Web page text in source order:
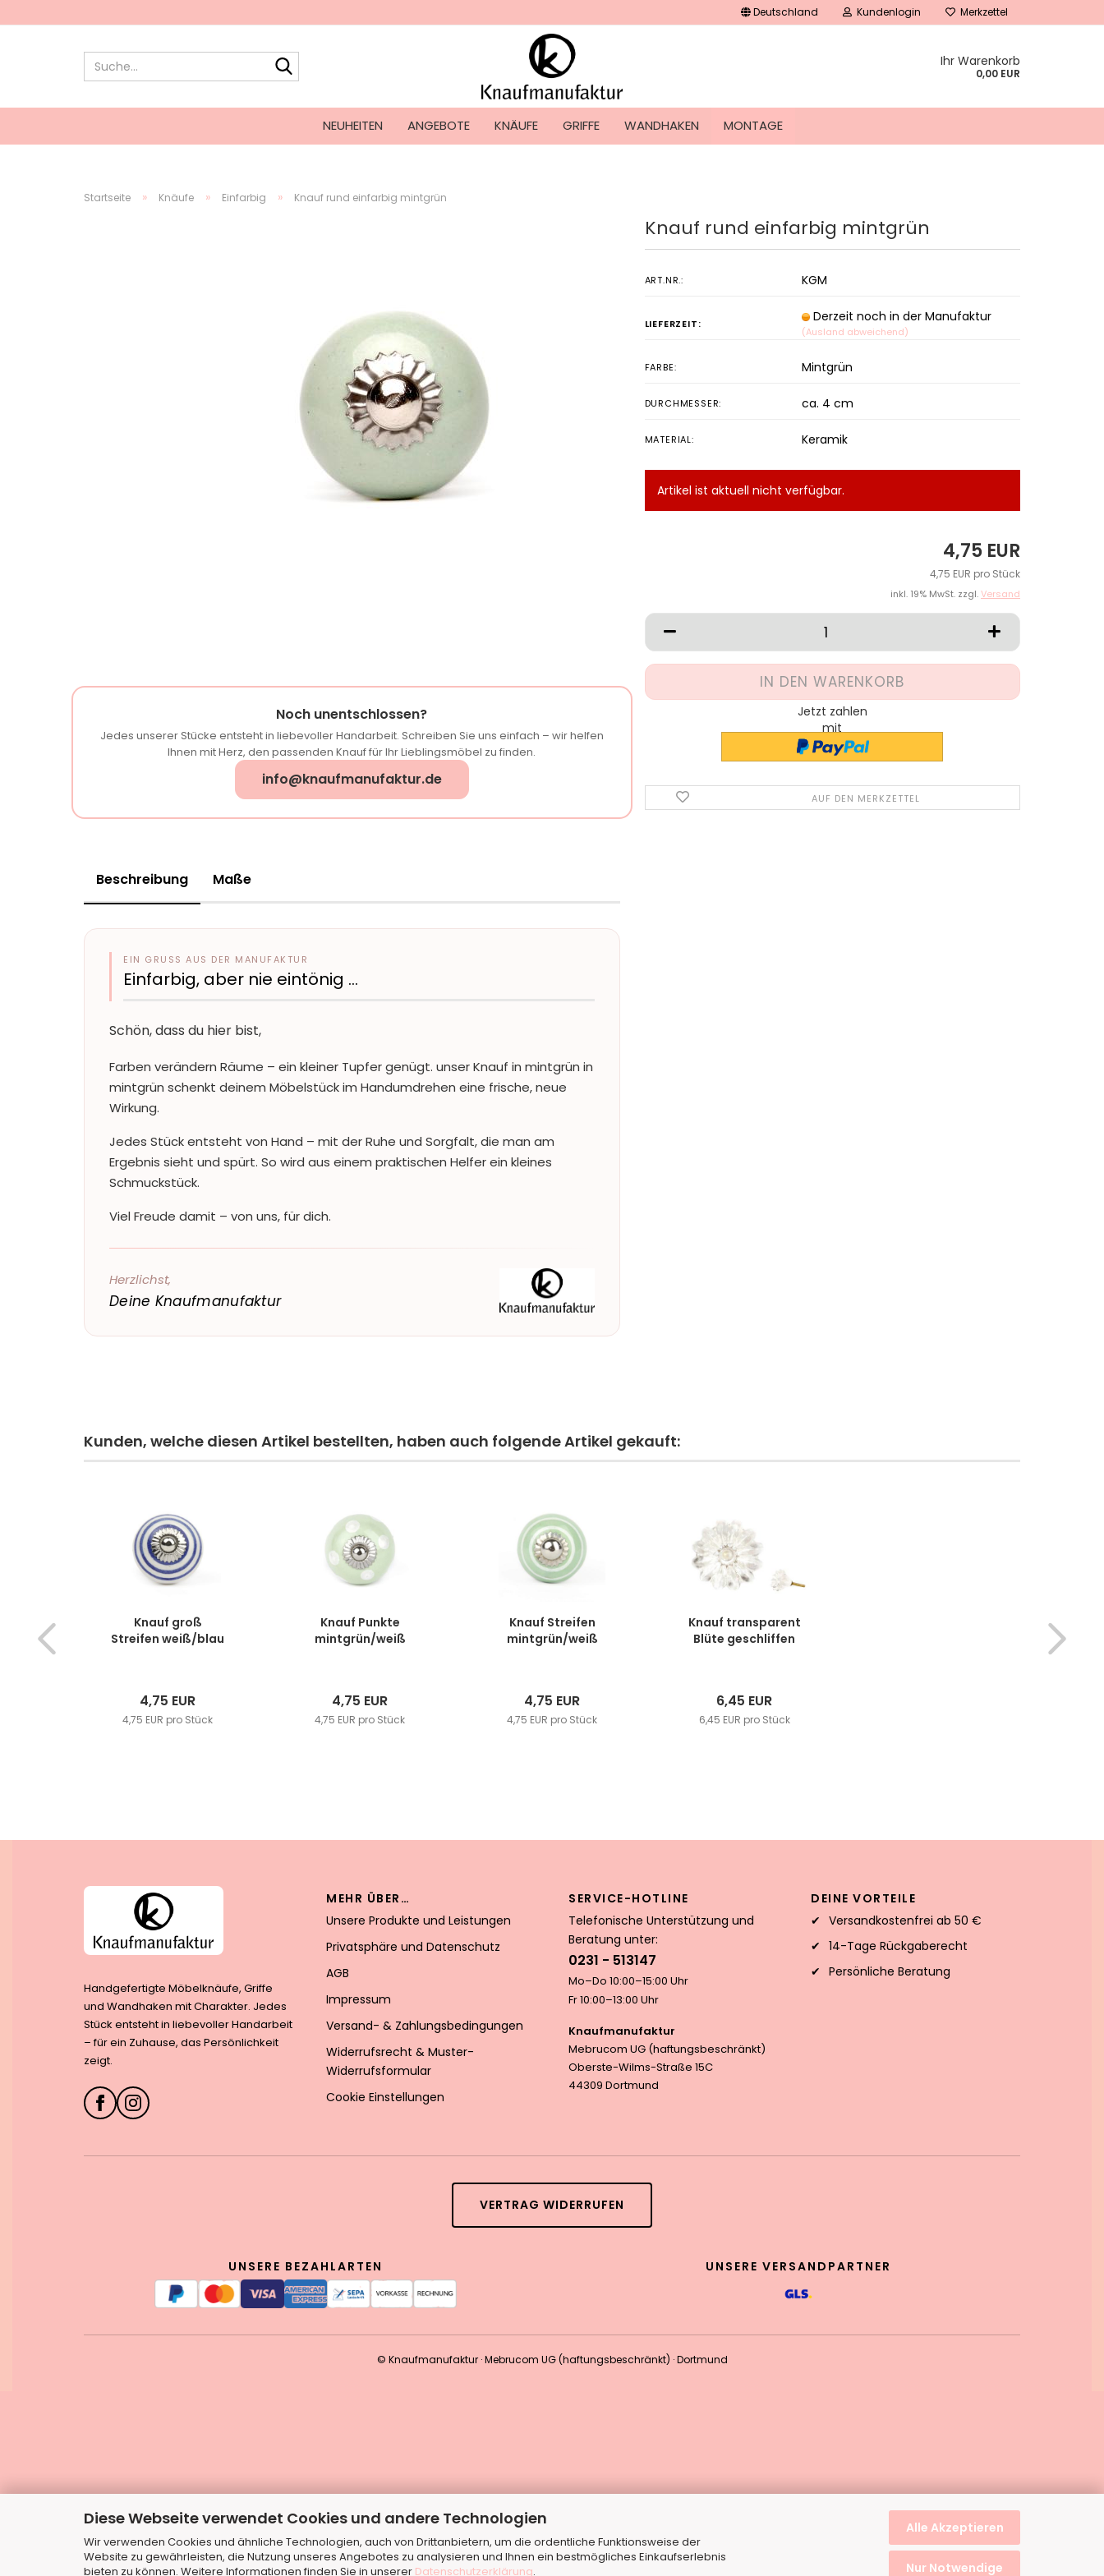
Diese Webseite verwendet Cookies und andere Technologien
Wir verwenden Cookies und ähnliche Technologien, auch von Drittanbietern, um die ordentliche Funktionsweise der
Website zu gewährleisten, die Nutzung unseres Angebotes zu analysieren und Ihnen ein bestmögliches Einkaufserlebnis
bieten zu können. Weitere Informationen finden Sie in unserer Datenschutzerklärung.
Alle Akzeptieren
Nur Notwendige
Deutschland Kundenlogin Merkzettel
Ihr Warenkorb
0,00 EUR
NEUHEITEN ANGEBOTE KNÄUFE GRIFFE WANDHAKEN MONTAGE
Startseite » Knäufe » Einfarbig » Knauf rund einfarbig mintgrün
Knauf rund einfarbig mintgrün
ART.NR.: KGM
LIEFERZEIT: Derzeit noch in der Manufaktur
(Ausland abweichend)
FARBE: Mintgrün
DURCHMESSER: ca. 4 cm
MATERIAL: Keramik
Artikel ist aktuell nicht verfügbar.
4,75 EUR
4,75 EUR pro Stück
inkl. 19% MwSt. zzgl.Versand
Jetzt zahlen
mit
AUF DEN MERKZETTEL
Noch unentschlossen?
Jedes unserer Stücke entsteht in liebevoller Handarbeit. Schreiben Sie uns einfach – wir helfen
Ihnen mit Herz, den passenden Knauf für Ihr Lieblingsmöbel zu finden.
info@knaufmanufaktur.de
Beschreibung Maße
EIN GRUSS AUS DER MANUFAKTUR
Einfarbig, aber nie eintönig …
Schön, dass du hier bist,
Farben verändern Räume – ein kleiner Tupfer genügt. unser Knauf in mintgrün in
mintgrün schenkt deinem Möbelstück im Handumdrehen eine frische, neue
Wirkung.
Jedes Stück entsteht von Hand – mit der Ruhe und Sorgfalt, die man am
Ergebnis sieht und spürt. So wird aus einem praktischen Helfer ein kleines
Schmuckstück.
Viel Freude damit – von uns, für dich.
Herzlichst,
Deine Knaufmanufaktur
Kunden, welche diesen Artikel bestellten, haben auch folgende Artikel gekauft:
Knauf groß
Streifen weiß/blau
4,75 EUR
4,75 EUR pro Stück
Knauf Punkte
mintgrün/weiß
4,75 EUR
4,75 EUR pro Stück
Knauf Streifen
mintgrün/weiß
4,75 EUR
4,75 EUR pro Stück
Knauf transparent
Blüte geschliffen
6,45 EUR
6,45 EUR pro Stück
Handgefertigte Möbelknäufe, Griffe
und Wandhaken mit Charakter. Jedes
Stück entsteht in liebevoller Handarbeit
– für ein Zuhause, das Persönlichkeit
zeigt.
MEHR ÜBER…
Unsere Produkte und Leistungen
Privatsphäre und Datenschutz
AGB
Impressum
Versand- & Zahlungsbedingungen
Widerrufsrecht & Muster-
Widerrufsformular
Cookie Einstellungen
SERVICE-HOTLINE
Telefonische Unterstützung und
Beratung unter:
0231 - 513147
Mo–Do 10:00–15:00 Uhr
Fr 10:00–13:00 Uhr
Knaufmanufaktur
Mebrucom UG (haftungsbeschränkt)
Oberste-Wilms-Straße 15C
44309 Dortmund
DEINE VORTEILE
Versandkostenfrei ab 50 €
14-Tage Rückgaberecht
Persönliche Beratung
VERTRAG WIDERRUFEN
UNSERE BEZAHLARTEN UNSERE VERSANDPARTNER
© Knaufmanufaktur · Mebrucom UG (haftungsbeschränkt) · Dortmund